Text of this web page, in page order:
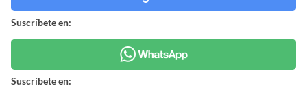
Suscríbete en:
Suscríbete en: